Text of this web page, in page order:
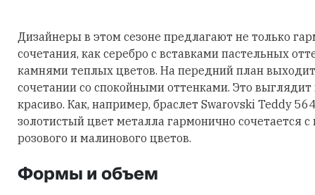
Дизайнеры в этом сезоне предлагают не только
сочетания, как серебро с вставками пастельных
камнями теплых цветов. На передний план
сочетании со спокойными оттенками. Это
красиво. Как, например, браслет Swarovski Teddy
золотистый цвет металла гармонично сочетается
розового и малинового цветов.
Формы и объем